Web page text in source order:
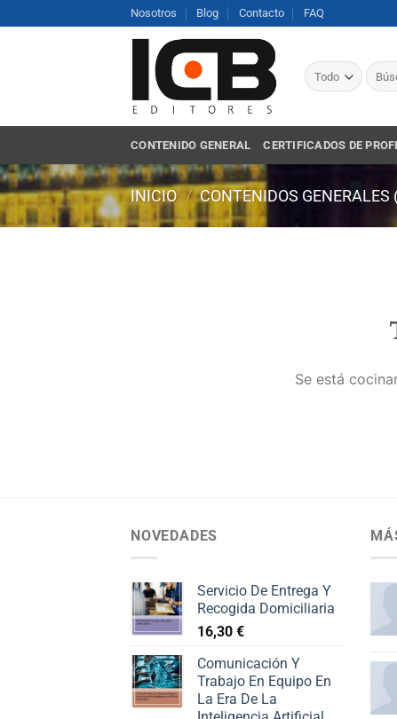
al
Nosotros Blog Contacto FAQ
Buscar
por:
CONTENIDO GENERAL CERTIFICADOS DE
INICIO / CONTENIDOS GENERALES
Se está
NOVEDADES
Servicio De Entrega Y
Recogida Domiciliaria
16,30 €
Comunicación Y
Trabajo En Equipo En
La Era De La